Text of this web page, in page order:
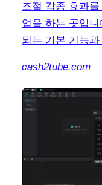
조절 각종 효과
업을 하는 곳입
되는 기본 기능
cash2tube.com